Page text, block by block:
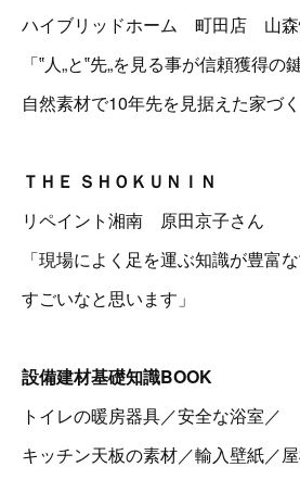
ハイブリッドホーム 町田店 山
「‟人„と‟先„を見る事が信頼獲得の
自然素材で10年先を見据えた家づく
ＴＨＥ ＳＨＯＫＵＮＩＮ
リペイント湘南 原田京子さん
「現場によく足を運ぶ知識が豊富
すごいなと思います」
設備建材基礎知識BOOK
トイレの暖房器具／安全な浴室／
キッチン天板の素材／輸入壁紙／